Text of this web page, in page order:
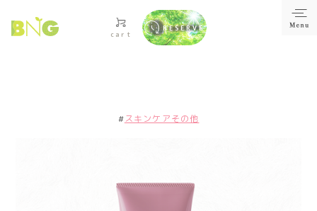
cart
RESERVE
#スキンケアその他